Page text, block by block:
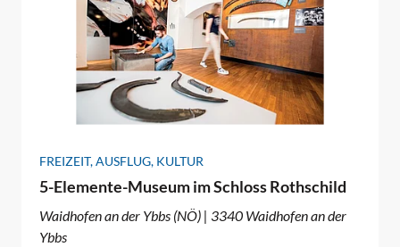
FREIZEIT, AUSFLUG, KULTUR
5-Elemente-Museum im Schloss Rothschild
Waidhofen an der Ybbs (NÖ) | 3340 Waidhofen an der
Ybbs